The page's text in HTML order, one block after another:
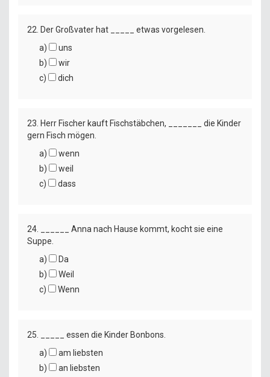
22. Der Großvater hat _____ etwas vorgelesen.
a)
uns
b)
wir
c)
dich
23. Herr Fischer kauft Fischstäbchen, _______ die Kinder
gern Fisch mögen.
a)
wenn
b)
weil
c)
dass
24. ______ Anna nach Hause kommt, kocht sie eine
Suppe.
a)
Da
b)
Weil
c)
Wenn
25. _____ essen die Kinder Bonbons.
a)
am liebsten
b)
an liebsten